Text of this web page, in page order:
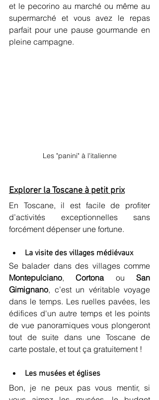
et le pecorino au marché ou même au
supermarché et vous avez le repas
parfait pour une pause gourmande en
pleine campagne.
Les "panini" à l'italienne
Explorer la Toscane à petit prix
En Toscane, il est facile de profiter
d’activités exceptionnelles sans
forcément dépenser une fortune.
La visite des villages médiévaux
Montepulciano, Cortona ou San
Gimignano, c’est un véritable voyage
dans le temps. Les ruelles pavées, les
édifices d'un autre temps et les points
de vue panoramiques vous plongeront
tout de suite dans une Toscane de
carte postale, et tout ça gratuitement !
Les musées et églises
Bon, je ne peux pas vous mentir, si